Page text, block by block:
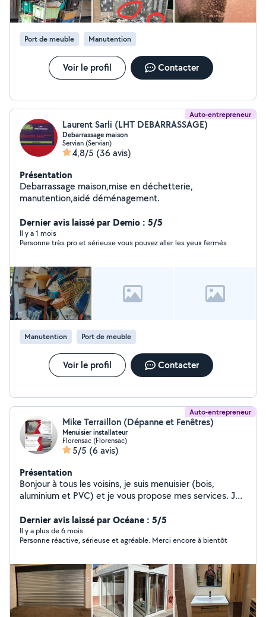
Port de meuble Manutention
Voir le profil Contacter
Auto-entrepreneur
Laurent Sarli (LHT DEBARRASSAGE)
Debarrassage maison
Servian (Servian)
4,8/5 (36 avis)
Présentation
Debarrassage maison,mise en déchetterie,
manutention,aidé déménagement.
Dernier avis laissé par Demio : 5/5
Il y a 1 mois
Personne très pro et sérieuse vous pouvez aller les yeux fermés
Manutention Port de meuble
Voir le profil Contacter
Auto-entrepreneur
Mike Terraillon (Dépanne et Fenêtres)
Menuisier installateur
Florensac (Florensac)
5/5 (6 avis)
Présentation
Bonjour à tous les voisins, je suis menuisier (bois,
aluminium et PVC) et je vous propose mes services. Je
placo-plâtre, de la peinture, de la maçonnerie légère et
quelques autres talents.
Dernier avis laissé par Océane : 5/5
Il y a plus de 6 mois
Personne réactive, sérieuse et agréable. Merci encore à bientôt